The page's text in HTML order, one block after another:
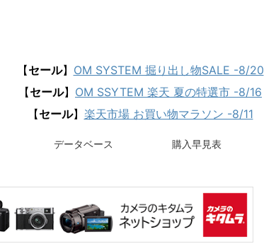
【セール】 OM SYSTEM 掘り出し物SALE -8/20
【セール】 OM SSYTEM 楽天 夏の特選市 -8/16
【セール】 楽天市場 お買い物マラソン -8/11
データベース 購入早見表